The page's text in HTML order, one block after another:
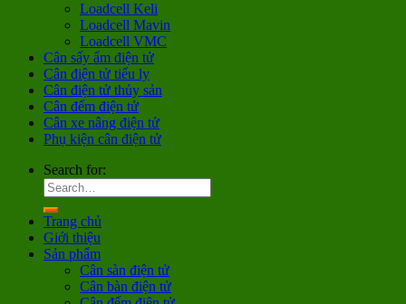
Loadcell Keli
Loadcell Mavin
Loadcell VMC
Cân sấy ẩm điện tử
Cân điện tử tiểu ly
Cân điện tử thủy sản
Cân đếm điện tử
Cân xe nâng điện tử
Phụ kiện cân điện tử
Search for:
Trang chủ
Giới thiệu
Sản phẩm
Cân sàn điện tử
Cân bàn điện tử